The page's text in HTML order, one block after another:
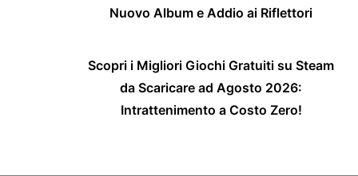
Nuovo Album e Addio ai Riflettori
Scopri i Migliori Giochi Gratuiti su Steam
da Scaricare ad Agosto 2026:
Intrattenimento a Costo Zero!